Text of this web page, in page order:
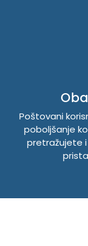
Poštovani
poboljšanje
pretražujete